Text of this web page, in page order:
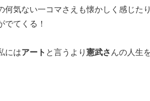
何気ない一コマさえも懐かしく感じた
でてくる！
にはアート と言うより憲武さ んの人生